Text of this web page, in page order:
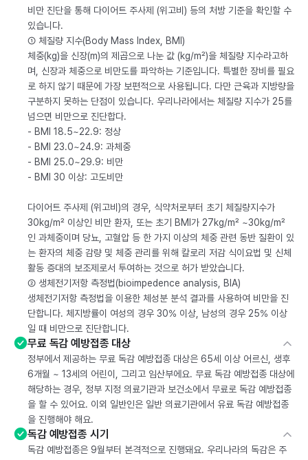
비만 진단을 통해 다이어트 주사제 (위고비) 등의 처방 기준을 확인할 수
있습니다.
① 체질량 지수(Body Mass Index, BMI)
체중(kg)을 신장(m)의 제곱으로 나눈 값 (kg/m²)을 체질량 지수라고하
며, 신장과 체중으로 비만도를 파악하는 기준입니다. 특별한 장비를 필요
로 하지 않기 때문에 가장 보편적으로 사용됩니다. 다만 근육과 지방량을
구분하지 못하는 단점이 있습니다. 우리나라에서는 체질량 지수가 25를
넘으면 비만으로 진단합다.
- BMI 18.5~22.9: 정상
- BMI 23.0~24.9: 과체중
- BMI 25.0~29.9: 비만
- BMI 30 이상: 고도비만
다이어트 주사제 (위고비)의 경우, 식약처로부터 초기 체질량지수가
30kg/m² 이상인 비만 환자, 또는 초기 BMI가 27kg/m² ~30kg/m²
인 과체중이며 당뇨, 고혈압 등 한 가지 이상의 체중 관련 동반 질환이 있
는 환자의 체중 감량 및 체중 관리를 위해 칼로리 저감 식이요법 및 신체
활동 증대의 보조제로서 투여하는 것으로 허가 받았습니다.
② 생체전기저항 측정법(bioimpedence analysis, BIA)
생체전기저항 측정법을 이용한 체성분 분석 결과를 사용하여 비만을 진
단합니다. 체지방률이 여성의 경우 30% 이상, 남성의 경우 25% 이상
일 때 비만으로 진단합니다.
무료 독감 예방접종 대상
정부에서 제공하는 무료 독감 예방접종 대상은 65세 이상 어르신, 생후
6개월 ~ 13세의 어린이, 그리고 임산부에요. 무료 독감 예방접종 대상에
해당하는 경우, 정부 지정 의료기관과 보건소에서 무료로 독감 예방접종
을 할 수 있어요. 이외 일반인은 일반 의료기관에서 유료 독감 예방접종
을 진행해야 해요.
독감 예방접종 시기
독감 예방접종은 9월부터 본격적으로 진행돼요. 우리나라의 독감은 주